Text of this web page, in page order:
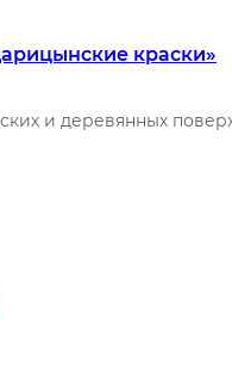
краски»
и деревянных